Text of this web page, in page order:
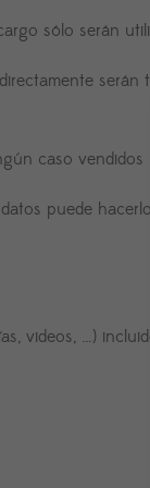
sólo serán
caso
puede
videos, …)